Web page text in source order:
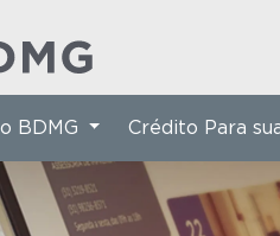
BDMG Crédito Para